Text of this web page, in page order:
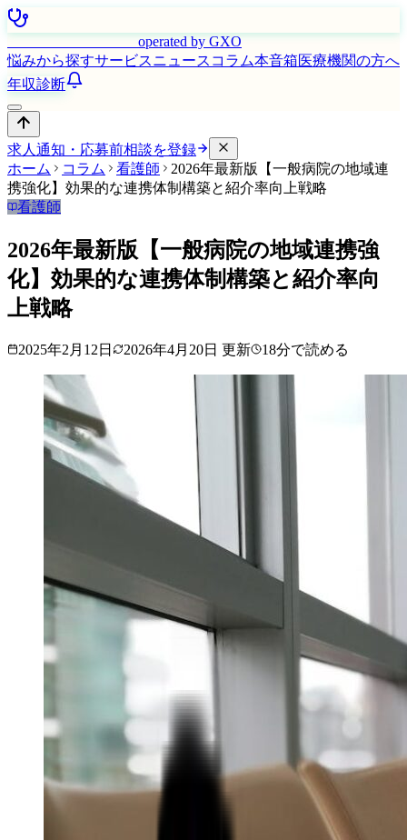
operated by GXO
悩みから探すサービスニュース コラム本音箱医療機関の方へ
年収診断
求人通知・応募前相談を登録
ホーム
コラム 看護師
2026年最新版【一般病院の地域連
携強化】効果的な連携体制構築と紹介率向上戦略
看護師
2026年最新版【一般病院の地域連携強
化】効果的な連携体制構築と紹介率向
上戦略
2025年2月12日 2026年4月20日 更新 18分で読める